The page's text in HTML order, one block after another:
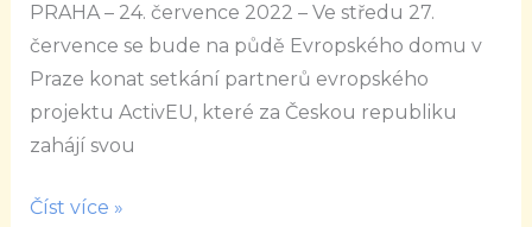
PRAHA – 24. července 2022 – Ve středu 27.
července se bude na půdě Evropského domu v
Praze konat setkání partnerů evropského
projektu ActivEU, které za Českou republiku
zahájí svou
organizace
Business
&
Číst více »